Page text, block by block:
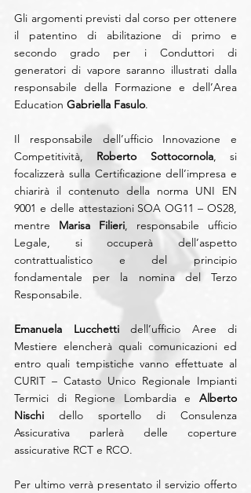
Gli argomenti previsti dal corso per ottenere
il patentino di abilitazione di primo e
secondo grado per i Conduttori di
generatori di vapore saranno illustrati dalla
responsabile della Formazione e dell’Area
Education Gabriella Fasulo.
Il responsabile dell’ufficio Innovazione e
Competitività, Roberto Sottocornola, si
focalizzerà sulla Certificazione dell’impresa e
chiarirà il contenuto della norma UNI EN
9001 e delle attestazioni SOA OG11 – OS28,
mentre Marisa Filieri, responsabile ufficio
Legale, si occuperà dell’aspetto
contrattualistico e del principio
fondamentale per la nomina del Terzo
Responsabile.
Emanuela Lucchetti dell’ufficio Aree di
Mestiere elencherà quali comunicazioni ed
entro quali tempistiche vanno effettuate al
CURIT – Catasto Unico Regionale Impianti
Termici di Regione Lombardia e Alberto
Nischi dello sportello di Consulenza
Assicurativa parlerà delle coperture
assicurative RCT e RCO.
Per ultimo verrà presentato il servizio offerto